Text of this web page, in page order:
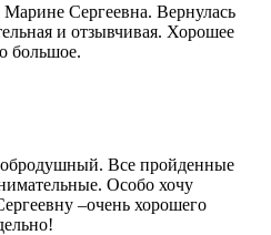
Сергеевна. Вернулась
и отзывчивая. Хорошее
большое.
Все пройденные
Особо хочу
–очень хорошего